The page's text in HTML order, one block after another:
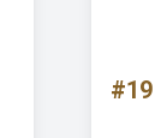
#19